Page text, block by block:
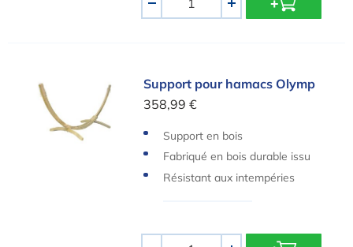
+
Support pour hamacs OlympSupport pour hamacs Olymp
358,99 €
Support en bois
Fabriqué en bois durable issu
de forêts européennes
Résistant aux intempéries